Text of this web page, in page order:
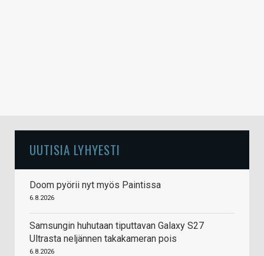
UUTISIA LYHYESTI
Doom pyörii nyt myös Paintissa
6.8.2026
Samsungin huhutaan tiputtavan Galaxy S27
Ultrasta neljännen takakameran pois
6.8.2026